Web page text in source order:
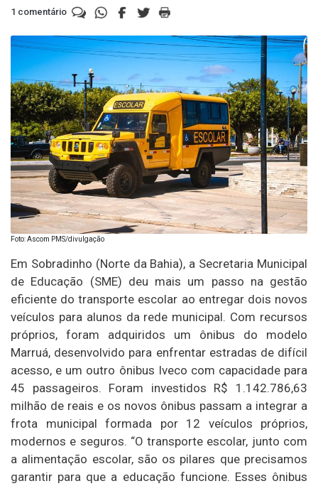
1 comentário
Foto: Ascom PMS/divulgação
Em Sobradinho (Norte da Bahia), a Secretaria Municipal
de Educação (SME) deu mais um passo na gestão
eficiente do transporte escolar ao entregar dois novos
veículos para alunos da rede municipal. Com recursos
próprios, foram adquiridos um ônibus do modelo
Marruá, desenvolvido para enfrentar estradas de difícil
acesso, e um outro ônibus Iveco com capacidade para
45 passageiros. Foram investidos R$ 1.142.786,63
milhão de reais e os novos ônibus passam a integrar a
frota municipal formada por 12 veículos próprios,
modernos e seguros. “O transporte escolar, junto com
a alimentação escolar, são os pilares que precisamos
garantir para que a educação funcione. Esses ônibus